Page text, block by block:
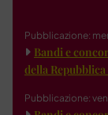
Pubblicazione:
Bandi e
della
Pubblicazione: